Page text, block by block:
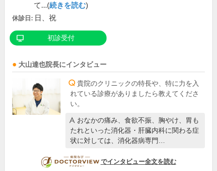
て...(続きを読む)
休診日: 日、祝
初診受付
大山達也院長にインタビュー
貴院のクリニックの特長や、特に力を入
れている診療がありましたら教えてくださ
い。
おなかの痛み、食欲不振、胸やけ、胃も
たれといった消化器・肝臓内科に関わる症
状に対しては、消化器病専門…
DOCTORVIEW
でインタビュー全文を読む